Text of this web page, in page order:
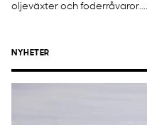
oljeväxter och foderråvaror....
NYHETER